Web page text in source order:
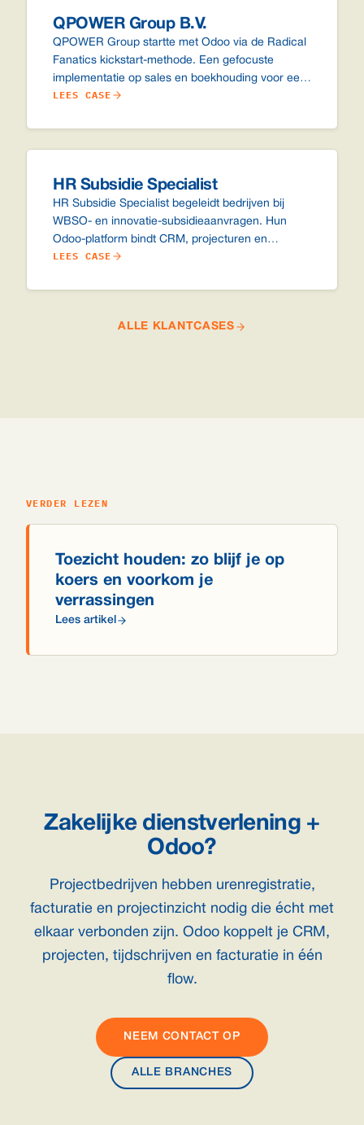
QPOWER Group B.V.
QPOWER Group startte met Odoo via de Radical
Fanatics kickstart-methode. Een gefocuste
implementatie op sales en boekhouding voor een
klein team, met ruimte om later modules toe te
LEES CASE
HR Subsidie Specialist
HR Subsidie Specialist begeleidt bedrijven bij
WBSO- en innovatie-subsidieaanvragen. Hun
Odoo-platform bindt CRM, projecturen en
facturatie aan elkaar, zodat declarabele uren en
mailtjes en spreadsheets.
LEES CASE
ALLE KLANTCASES
VERDER LEZEN
Toezicht houden: zo blijf je op
koers en voorkom je
verrassingen
Lees artikel
Zakelijke dienstverlening +
Odoo?
Projectbedrijven hebben urenregistratie,
facturatie en projectinzicht nodig die écht met
elkaar verbonden zijn. Odoo koppelt je CRM,
projecten, tijdschrijven en facturatie in één
flow.
NEEM CONTACT OP
ALLE BRANCHES